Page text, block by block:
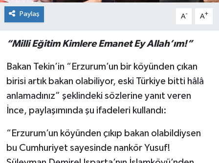
Paylaş A- A+
“Milli Eğitim Kimlere Emanet Ey Allah’ım!”
Bakan Tekin’in “Erzurum’un bir köyünden çıkan
birisi artık bakan olabiliyor, eski Türkiye bitti hâlâ
anlamadınız” şeklindeki sözlerine yanıt veren
İnce, paylaşımında şu ifadeleri kullandı:
“Erzurum’un köyünden çıkıp bakan olabildiysen
bu Cumhuriyet sayesinde nankör Yusuf!